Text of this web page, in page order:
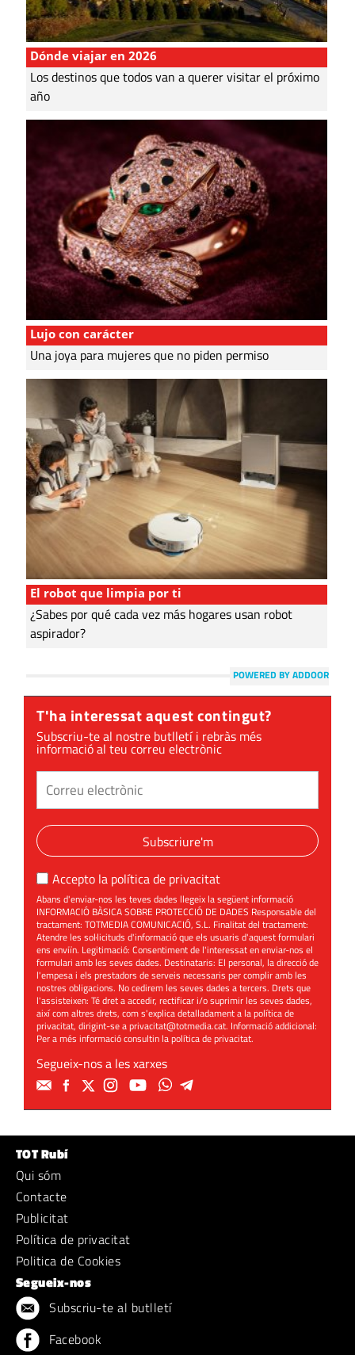
Dónde viajar en 2026
Los destinos que todos van a querer visitar el próximo
año
Lujo con carácter
Una joya para mujeres que no piden permiso
El robot que limpia por ti
¿Sabes por qué cada vez más hogares usan robot
aspirador?
POWERED BY ADDOOR
T'ha interessat aquest contingut?
Subscriu-te al nostre butlletí i rebràs més
informació al teu correu electrònic
Subscriure'm
Accepto la política de privacitat
Abans d'enviar-nos les teves dades llegeix la següent informació
INFORMACIÓ BÀSICA SOBRE PROTECCIÓ DE DADES Responsable del
tractament: TOTMEDIA COMUNICACIÓ, S.L. Finalitat del tractament:
Atendre les sol·licituds d'informació que els usuaris d'aquest formulari
ens enviïn. Legitimació: Consentiment de l'interessat en enviar-nos el
formulari amb les seves dades. Destinataris: El personal, la direcció de
l'empesa i els prestadors de serveis necessaris per complir amb les
nostres obligacions. No cedirem les seves dades a tercers. Drets que
l'assisteixen: Té dret a accedir, rectificar i/o suprimir les seves dades,
així com altres drets, com s'explica detalladament a la política de
privacitat, dirigint-se aprivacitat@totmedia.cat. Informació addicional:
Per a més informació consultin lapolítica de privacitat.
Segueix-nos a les xarxes
TOT Rubí
Qui sóm
Contacte
Publicitat
Política de privacitat
Politica de Cookies
Segueix-nos
Subscriu-te al butlletí
Facebook